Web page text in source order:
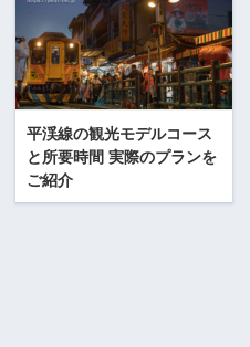
平渓線の観光モデルコース
と所要時間 実際のプランを
ご紹介